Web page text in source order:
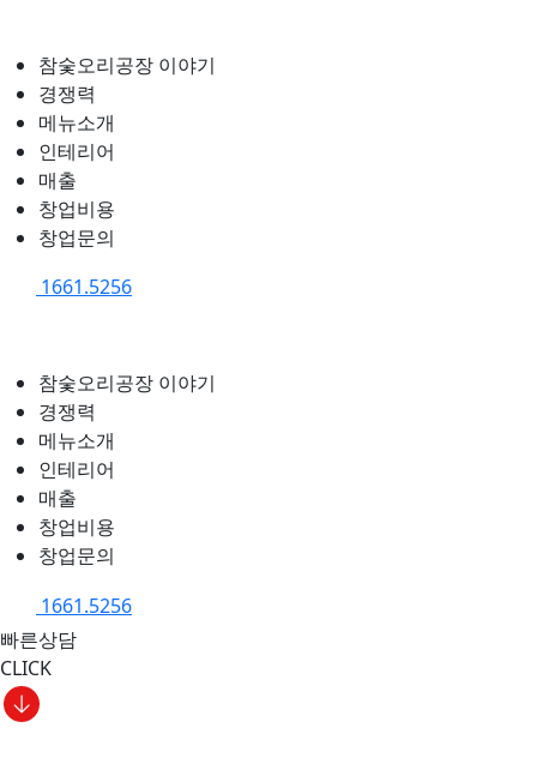
참숯오리공장 이야기
경쟁력
메뉴소개
인테리어
매출
창업비용
창업문의
1661.5256
참숯오리공장 이야기
경쟁력
메뉴소개
인테리어
매출
창업비용
창업문의
1661.5256
빠른상담
CLICK